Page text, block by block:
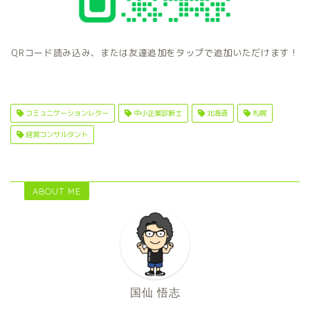
QRコード読み込み、または友達追加をタップで追加いただけます！
コミュニケーションレター 中小企業診断士 北海道 札幌
経営コンサルタント
ABOUT ME
国仙 悟志